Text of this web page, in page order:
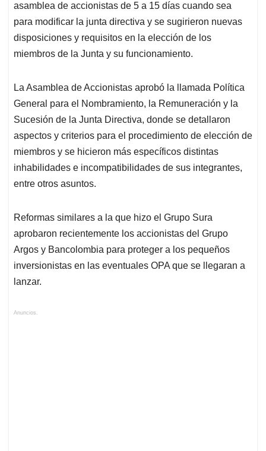
asamblea de accionistas de 5 a 15 días cuando sea
para modificar la junta directiva y se sugirieron nuevas
disposiciones y requisitos en la elección de los
miembros de la Junta y su funcionamiento.
La Asamblea de Accionistas aprobó la llamada Política
General para el Nombramiento, la Remuneración y la
Sucesión de la Junta Directiva, donde se detallaron
aspectos y criterios para el procedimiento de elección de
miembros y se hicieron más específicos distintas
inhabilidades e incompatibilidades de sus integrantes,
entre otros asuntos.
Reformas similares a la que hizo el Grupo Sura
aprobaron recientemente los accionistas del Grupo
Argos y Bancolombia para proteger a los pequeños
inversionistas en las eventuales OPA que se llegaran a
lanzar.
Anuncios.